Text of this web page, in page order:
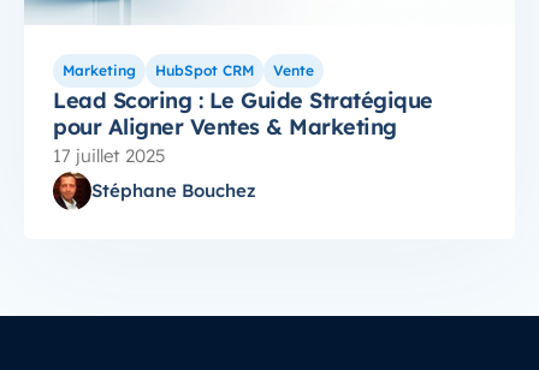
Marketing HubSpot CRM Vente
Lead Scoring : Le Guide Stratégique
pour Aligner Ventes & Marketing
17 juillet 2025
Stéphane Bouchez